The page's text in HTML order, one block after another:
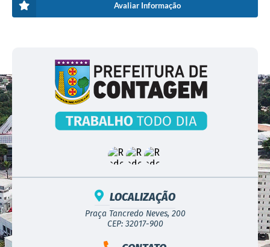
Avaliar Informação
LOCALIZAÇÃO
Praça Tancredo Neves, 200
CEP: 32017-900